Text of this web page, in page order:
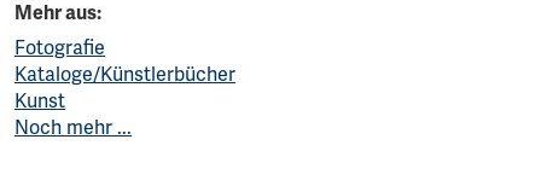
Mehr aus:
Fotografie
Kataloge/Künstlerbücher
Kunst
Noch mehr ...